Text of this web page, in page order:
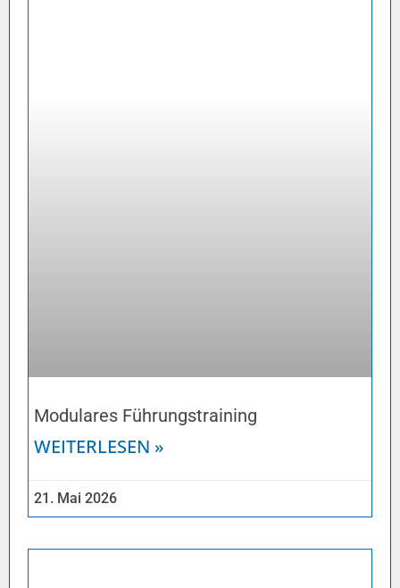
Modulares Führungstraining
WEITERLESEN »
21. Mai 2026